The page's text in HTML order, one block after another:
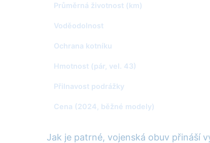
Průměrná životnost (km)
Voděodolnost
Ochrana kotníku
Hmotnost (pár, vel. 43)
Přilnavost podrážky
Cena (2024, běžné modely)
Jak je patrné, vojenská obuv přináší